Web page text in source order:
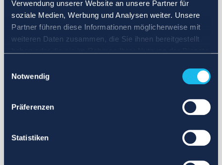
Verwendung unserer Website an unsere Partner für
soziale Medien, Werbung und Analysen weiter. Unsere
Partner führen diese Informationen möglicherweise mit
weiteren Daten zusammen, die Sie ihnen bereitgestellt
Notwendig
Präferenzen
Statistiken